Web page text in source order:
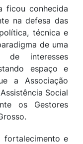
ficou conhecida
na defesa das
técnica e
de uma
de interesses
espaço e
a Associação
Social
os Gestores
fortalecimento e